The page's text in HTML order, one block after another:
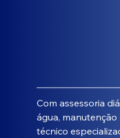
Com assessoria
água,
técnico